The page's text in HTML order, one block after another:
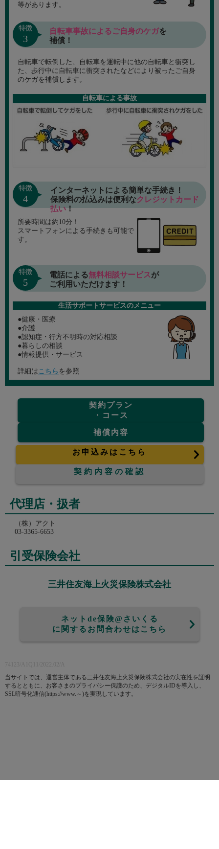
等があります。
特徴
3
自転車事故によるご自身のケガを
補償！
自転車で転倒した、自転車を運転中に他の自転車と衝突し
た、歩行中に自転車に衝突されたなどにより被ったご自身
のケガを補償します。
自転車による事故
特徴
4
インターネットによる簡単な手続き！
保険料の払込みは便利なクレジットカード
払い！
所要時間は約10分！
スマートフォンによる手続きも可能で
す。
特徴
5
電話による無料相談サービスが
ご利用いただけます！
生活サポートサービスのメニュー
●健康・医療
●介護
●認知症・行方不明時の対応相談
●暮らしの相談
●情報提供・サービス
詳細は こちら を参照
契約プラン
・コース
補償内容
お申込みはこちら
契約内容の確認
代理店・扱者
（株）アクト
03-3365-6653
引受保険会社
三井住友海上火災保険株式会社
ネットde保険@さいくる
に関するお問合わせはこちら
74123/A1Q11/2022.02/A
当サイトでは、運営主体である三井住友海上火災保険株式会社の実在性を証明
するとともに、お客さまのプライバシー保護のため、デジタルIDを導入し、
SSL暗号化通信(https://www.～)を実現しています。